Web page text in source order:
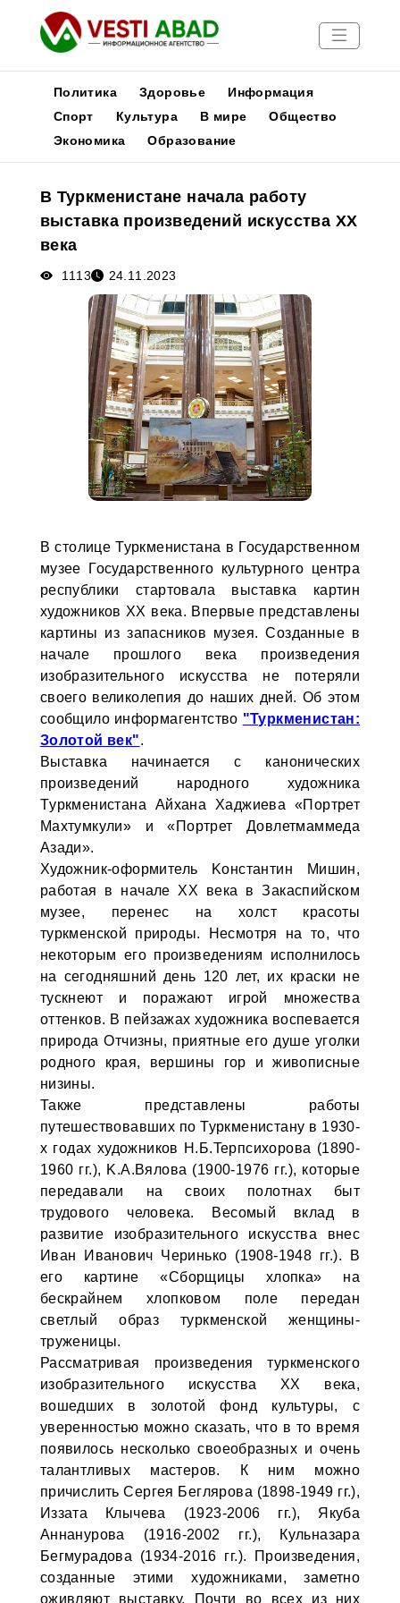
Новости
Медиа
Афиша
Политика Здоровье
Информация
Спорт
Культура В мире
Общество
Экономика
Образование
В Туркменистане начала работу
выставка произведений искусства ХХ
века
1113 24.11.2023
В столице Туркменистана в Государственном
музее Государственного культурного центра
республики стартовала выставка картин
художников ХХ века. Впервые представлены
картины из запасников музея. Созданные в
начале прошлого века произведения
изобразительного искусства не потеряли
своего великолепия до наших дней. Об этом
сообщило информагентство "Туркменистан:
Золотой век".
Выставка начинается с канонических
произведений народного художника
Tуркменистана Айхана Хаджиева «Портрет
Maхтумкули» и «Портрет Довлетмаммеда
Aзaди».
Художник-оформитель Koнстантин Mишин,
работая в начале XX века в Закаспийском
музее, перенес на холст красоты
туркменской природы. Несмотря на то, что
некоторым его произведениям исполнилось
на сегодняшний день 120 лет, их краски не
тускнеют и поражают игрой множества
оттенков. В пейзажах художника воспевается
природа Отчизны, приятные его душе уголки
родного края, вершины гор и живописные
низины.
Также представлены работы
путешествовавших по Туркменистану в 1930-
х годах художников Н.Б.Teрпсихорова (1890-
1960 гг.), K.A.Вялова (1900-1976 гг.), которые
передавали на своих полотнах быт
трудового человека. Весомый вклад в
развитие изобразительного искусства внес
Иван Иванович Черинько (1908-1948 гг.). В
его картине «Сборщицы хлопка» на
бескрайнем хлопковом поле передан
светлый образ туркменской женщины-
труженицы.
Рассматривая произведения туркменского
изобразительного искусства ХХ века,
вошедших в золотой фонд культуры, с
уверенностью можно сказать, что в то время
появилось несколько своеобразных и очень
талантливых мастеров. К ним можно
причислить Сергея Беглярова (1898-1949 гг.),
Иззата Клычева (1923-2006 гг.), Якуба
Aннaнурова (1916-2002 гг.), Кульназара
Бегмурадова (1934-2016 гг.). Произведения,
созданные этими художниками, заметно
оживляют выставку. Почти во всех из них